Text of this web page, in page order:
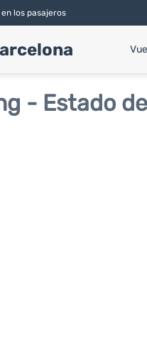
los pasajeros
- Estado